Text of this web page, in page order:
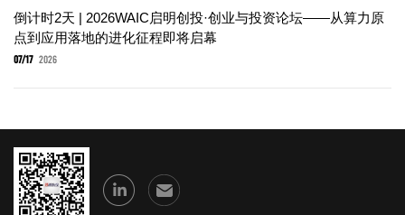
倒计时2天 | 2026WAIC启明创投·创业与投资论坛——从算力原
点到应用落地的进化征程即将启幕
07/17 2026